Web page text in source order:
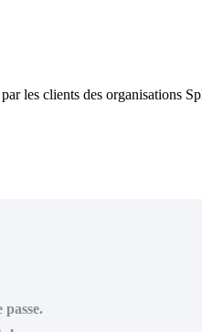
les clients des organisations